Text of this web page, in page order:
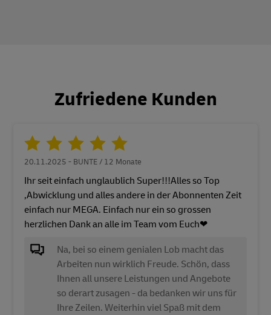
Zufriedene Kunden
20.11.2025 - BUNTE / 12 Monate
Ihr seit einfach unglaublich Super!!!Alles so Top
,Abwicklung und alles andere in der Abonnenten Zeit
einfach nur MEGA. Einfach nur ein so grossen
herzlichen Dank an alle im Team vom Euch❤
Na, bei so einem genialen Lob macht das
Arbeiten nun wirklich Freude. Schön, dass
Ihnen all unsere Leistungen und Angebote
so derart zusagen - da bedanken wir uns für
Ihre Zeilen. Weiterhin viel Spaß mit dem